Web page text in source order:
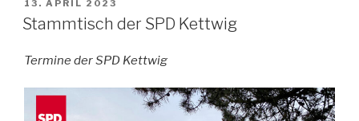
VERÖFFENTLICHT
AM
13. APRIL 2023
Stammtisch der SPD Kettwig
Termine der SPD Kettwig